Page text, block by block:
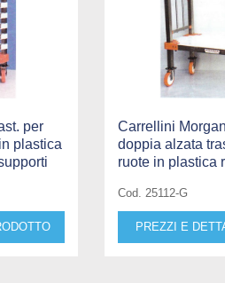
per
plastica
Carrellini
doppia alzata
ruote in plastica
Cod. 25112-G
PREZZI E